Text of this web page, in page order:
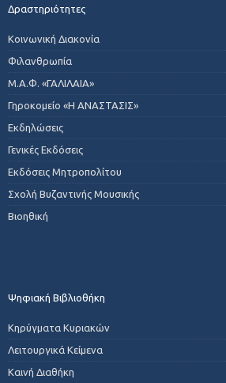
Δραστηριότητες
Κοινωνική Διακονία
Φιλανθρωπία
Μ.Α.Φ. «ΓΑΛΙΛΑΙΑ»
Γηροκομείο «Η ΑΝΑΣΤΑΣΙΣ»
Εκδηλώσεις
Γενικές Εκδόσεις
Εκδόσεις Μητροπολίτου
Σχολή Βυζαντινής Μουσικής
Βιοηθική
Ψηφιακή Βιβλιοθήκη
Κηρύγματα Κυριακών
Λειτουργικά Κείμενα
Καινή Διαθήκη